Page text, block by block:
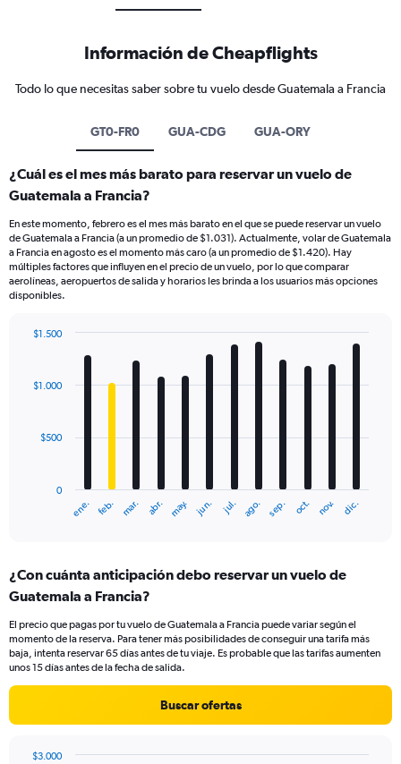
Información de Cheapflights
Todo lo que necesitas saber sobre tu vuelo desde Guatemala a Francia
GT0-FR0 GUA-CDG GUA-ORY
¿Cuál es el mes más barato para reservar un vuelo de
Guatemala a Francia?
En este momento, febrero es el mes más barato en el que se puede reservar un vuelo
de Guatemala a Francia (a un promedio de $1.031). Actualmente, volar de Guatemala
a Francia en agosto es el momento más caro (a un promedio de $1.420). Hay
múltiples factores que influyen en el precio de un vuelo, por lo que comparar
aerolíneas, aeropuertos de salida y horarios les brinda a los usuarios más opciones
disponibles.
with
12
The
Range:
12
The
chart
has
1
values.
ene. feb. mar. abr. may. jun. jul. ago. sep. oct. nov. dic.
0
$500
$1.000
$1.500
¿Con cuánta anticipación debo reservar un vuelo de
Guatemala a Francia?
El precio que pagas por tu vuelo de Guatemala a Francia puede variar según el
momento de la reserva. Para tener más posibilidades de conseguir una tarifa más
baja, intenta reservar 65 días antes de tu viaje. Es probable que las tarifas aumenten
unos 15 días antes de la fecha de salida.
Buscar ofertas
$3.000